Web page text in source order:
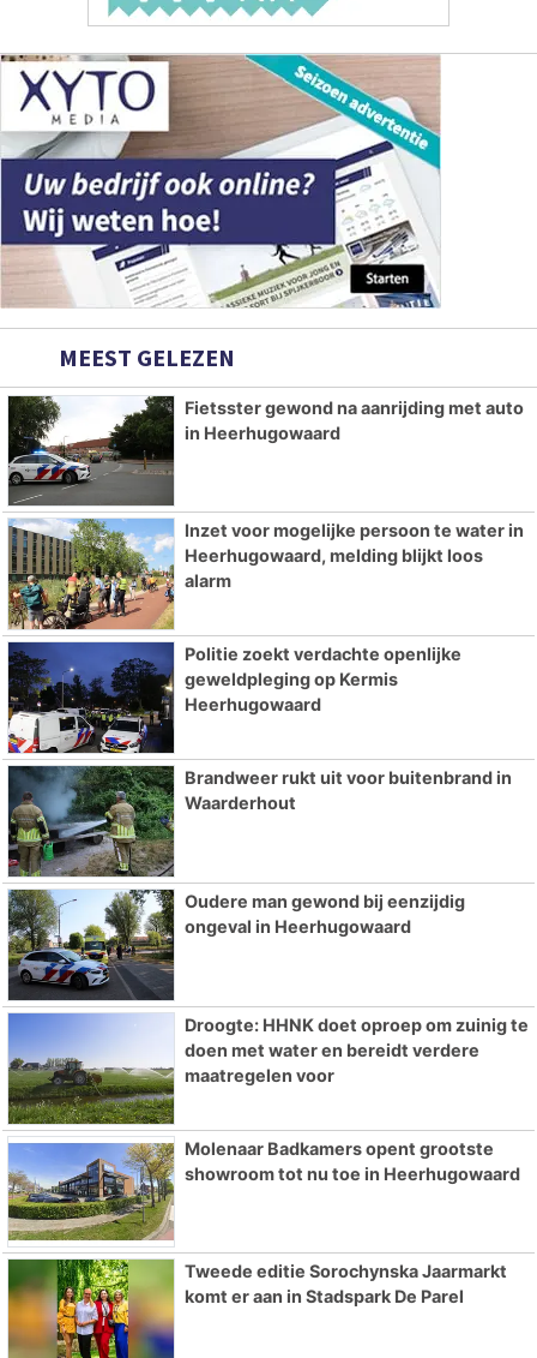
MEEST GELEZEN
Fietsster gewond na aanrijding met auto
in Heerhugowaard
Inzet voor mogelijke persoon te water in
Heerhugowaard, melding blijkt loos
alarm
Politie zoekt verdachte openlijke
geweldpleging op Kermis
Heerhugowaard
Brandweer rukt uit voor buitenbrand in
Waarderhout
Oudere man gewond bij eenzijdig
ongeval in Heerhugowaard
Droogte: HHNK doet oproep om zuinig te
doen met water en bereidt verdere
maatregelen voor
Molenaar Badkamers opent grootste
showroom tot nu toe in Heerhugowaard
Tweede editie Sorochynska Jaarmarkt
komt er aan in Stadspark De Parel